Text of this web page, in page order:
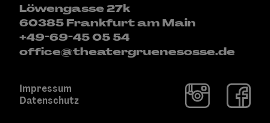
Löwengasse 27k
60385 Frankfurt am Main
+49-69-45 05 54
office@theatergruenesosse.de
Impressum
Datenschutz